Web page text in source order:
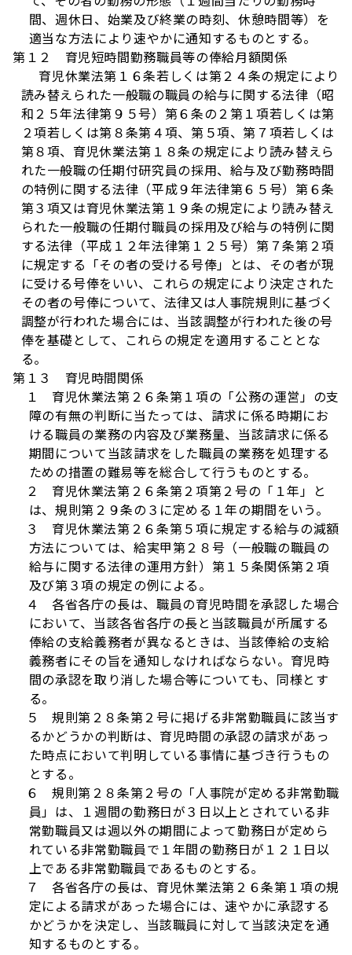
間、週休日、始業及び終業の時刻、休憩時間等）を
適当な方法により速やかに通知するものとする。
第１２ 育児短時間勤務職員等の俸給月額関係
育児休業法第１６条若しくは第２４条の規定により
読み替えられた一般職の職員の給与に関する法律（昭
和２５年法律第９５号）第６条の２第１項若しくは第
２項若しくは第８条第４項、第５項、第７項若しくは
第８項、育児休業法第１８条の規定により読み替えら
れた一般職の任期付研究員の採用、給与及び勤務時間
の特例に関する法律（平成９年法律第６５号）第６条
第３項又は育児休業法第１９条の規定により読み替え
られた一般職の任期付職員の採用及び給与の特例に関
する法律（平成１２年法律第１２５号）第７条第２項
に規定する「その者の受ける号俸」とは、その者が現
に受ける号俸をいい、これらの規定により決定された
その者の号俸について、法律又は人事院規則に基づく
調整が行われた場合には、当該調整が行われた後の号
俸を基礎として、これらの規定を適用することとな
る。
第１３ 育児時間関係
１ 育児休業法第２６条第１項の「公務の運営」の支
障の有無の判断に当たっては、請求に係る時期にお
ける職員の業務の内容及び業務量、当該請求に係る
期間について当該請求をした職員の業務を処理する
ための措置の難易等を総合して行うものとする。
２ 育児休業法第２６条第２項第２号の「１年」と
は、規則第２９条の３に定める１年の期間をいう。
３ 育児休業法第２６条第５項に規定する給与の減額
方法については、給実甲第２８号（一般職の職員の
給与に関する法律の運用方針）第１５条関係第２項
及び第３項の規定の例による。
４ 各省各庁の長は、職員の育児時間を承認した場合
において、当該各省各庁の長と当該職員が所属する
俸給の支給義務者が異なるときは、当該俸給の支給
義務者にその旨を通知しなければならない。育児時
間の承認を取り消した場合等についても、同様とす
る。
５ 規則第２８条第２号に掲げる非常勤職員に該当す
るかどうかの判断は、育児時間の承認の請求があっ
た時点において判明している事情に基づき行うもの
とする。
６ 規則第２８条第２号の「人事院が定める非常勤職
員」は、１週間の勤務日が３日以上とされている非
常勤職員又は週以外の期間によって勤務日が定めら
れている非常勤職員で１年間の勤務日が１２１日以
上である非常勤職員であるものとする｡
７ 各省各庁の長は、育児休業法第２６条第１項の規
定による請求があった場合には、速やかに承認する
かどうかを決定し、当該職員に対して当該決定を通
知するものとする。